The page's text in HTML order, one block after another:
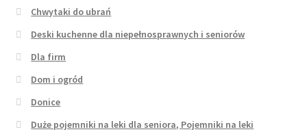
Chwytaki do ubrań
Deski kuchenne dla niepełnosprawnych i seniorów
Dla firm
Dom i ogród
Donice
Duże pojemniki na leki dla seniora, Pojemniki na leki